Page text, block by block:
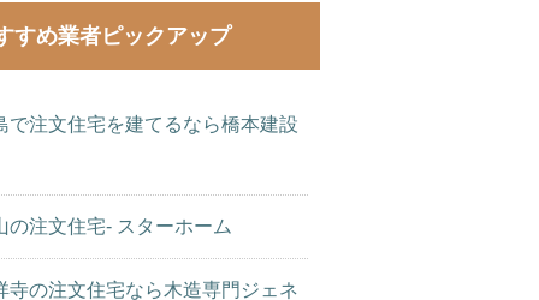
すめ業者ピックアップ
で注文住宅を建てるなら橋本建設
の注文住宅- スターホーム
寺の注文住宅なら木造専門ジェネ